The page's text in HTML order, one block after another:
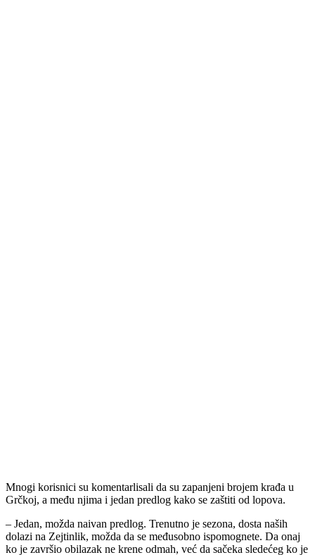
Mnogi korisnici su komentarlisali da su zapanjeni brojem krađa u
Grčkoj, a među njima i jedan predlog kako se zaštiti od lopova.
– Jedan, možda naivan predlog. Trenutno je sezona, dosta naših
dolazi na Zejtinlik, možda da se međusobno ispomognete. Da onaj
ko je završio obilazak ne krene odmah, već da sačeka sledećeg ko je